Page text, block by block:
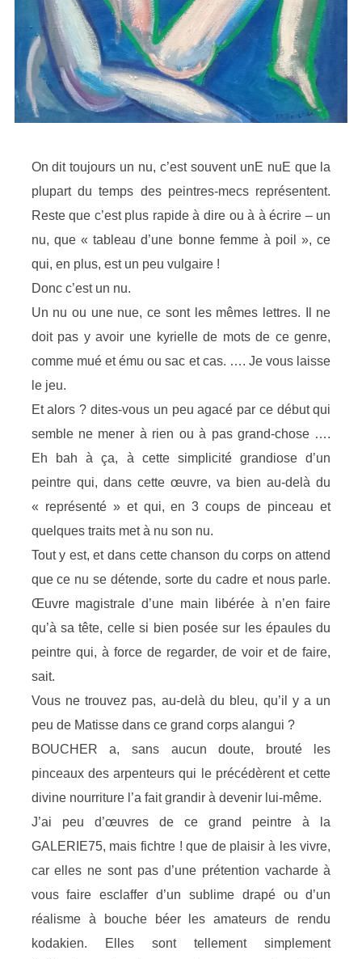
On dit toujours un nu, c’est souvent unE nuE que la
plupart du temps des peintres-mecs représentent.
Reste que c’est plus rapide à dire ou à à écrire – un
nu, que « tableau d’une bonne femme à poil », ce
qui, en plus, est un peu vulgaire !
Donc c’est un nu.
Un nu ou une nue, ce sont les mêmes lettres. Il ne
doit pas y avoir une kyrielle de mots de ce genre,
comme mué et ému ou sac et cas. …. Je vous laisse
le jeu.
Et alors ? dites-vous un peu agacé par ce début qui
semble ne mener à rien ou à pas grand-chose ….
Eh bah à ça, à cette simplicité grandiose d’un
peintre qui, dans cette œuvre, va bien au-delà du
« représenté » et qui, en 3 coups de pinceau et
quelques traits met à nu son nu.
Tout y est, et dans cette chanson du corps on attend
que ce nu se détende, sorte du cadre et nous parle.
Œuvre magistrale d’une main libérée à n’en faire
qu’à sa tête, celle si bien posée sur les épaules du
peintre qui, à force de regarder, de voir et de faire,
sait.
Vous ne trouvez pas, au-delà du bleu, qu’il y a un
peu de Matisse dans ce grand corps alangui ?
BOUCHER a, sans aucun doute, brouté les
pinceaux des arpenteurs qui le précédèrent et cette
divine nourriture l’a fait grandir à devenir lui-même.
J’ai peu d’œuvres de ce grand peintre à la
GALERIE75, mais fichtre ! que de plaisir à les vivre,
car elles ne sont pas d’une prétention vacharde à
vous faire esclaffer d’un sublime drapé ou d’un
réalisme à bouche béer les amateurs de rendu
kodakien. Elles sont tellement simplement